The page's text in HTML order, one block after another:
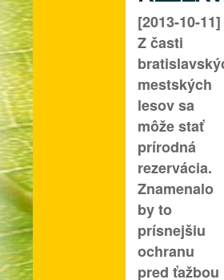
[2013-10-11]
Z časti
mestských
lesov sa
môže stať
prírodná
rezervácia.
Znamenalo
by to
prísnejšiu
ochranu
pred ťažbou